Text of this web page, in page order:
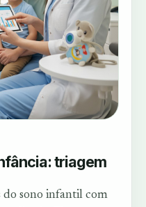
triagem
do sono infantil com